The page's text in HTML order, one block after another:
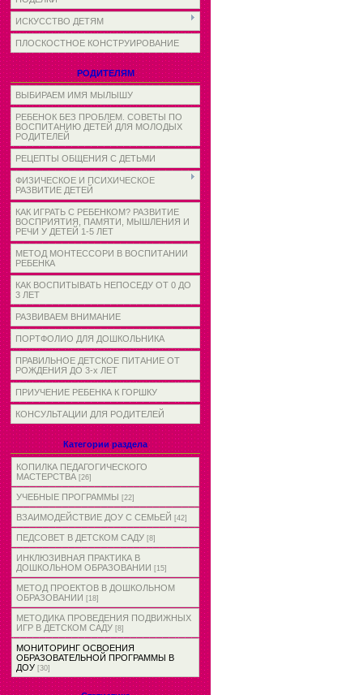
ИСКУССТВО ДЕТЯМ
ПЛОСКОСТНОЕ КОНСТРУИРОВАНИЕ
РОДИТЕЛЯМ
ВЫБИРАЕМ ИМЯ МЫЛЫШУ
РЕБЕНОК БЕЗ ПРОБЛЕМ. СОВЕТЫ ПО
ВОСПИТАНИЮ ДЕТЕЙ ДЛЯ МОЛОДЫХ
РОДИТЕЛЕЙ
РЕЦЕПТЫ ОБЩЕНИЯ С ДЕТЬМИ
ФИЗИЧЕСКОЕ И ПСИХИЧЕСКОЕ
РАЗВИТИЕ ДЕТЕЙ
КАК ИГРАТЬ С РЕБЕНКОМ? РАЗВИТИЕ
ВОСПРИЯТИЯ, ПАМЯТИ, МЫШЛЕНИЯ И
РЕЧИ У ДЕТЕЙ 1-5 ЛЕТ
МЕТОД МОНТЕССОРИ В ВОСПИТАНИИ
РЕБЕНКА
КАК ВОСПИТЫВАТЬ НЕПОСЕДУ ОТ 0 ДО
3 ЛЕТ
РАЗВИВАЕМ ВНИМАНИЕ
ПОРТФОЛИО ДЛЯ ДОШКОЛЬНИКА
ПРАВИЛЬНОЕ ДЕТСКОЕ ПИТАНИЕ ОТ
РОЖДЕНИЯ ДО 3-х ЛЕТ
ПРИУЧЕНИЕ РЕБЕНКА К ГОРШКУ
КОНСУЛЬТАЦИИ ДЛЯ РОДИТЕЛЕЙ
Категории раздела
КОПИЛКА ПЕДАГОГИЧЕСКОГО
МАСТЕРСТВА [26]
УЧЕБНЫЕ ПРОГРАММЫ [22]
ВЗАИМОДЕЙСТВИЕ ДОУ С СЕМЬЕЙ [42]
ПЕДСОВЕТ В ДЕТСКОМ САДУ [8]
ИНКЛЮЗИВНАЯ ПРАКТИКА В
ДОШКОЛЬНОМ ОБРАЗОВАНИИ [15]
МЕТОД ПРОЕКТОВ В ДОШКОЛЬНОМ
ОБРАЗОВАНИИ [18]
МЕТОДИКА ПРОВЕДЕНИЯ ПОДВИЖНЫХ
ИГР В ДЕТСКОМ САДУ [8]
МОНИТОРИНГ ОСВОЕНИЯ
ОБРАЗОВАТЕЛЬНОЙ ПРОГРАММЫ В
ДОУ [30]